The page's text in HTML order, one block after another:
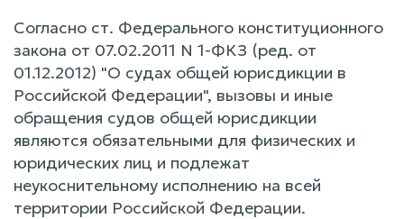
Согласно ст. Федерального конституционного
закона от 07.02.2011 N 1-ФКЗ (ред. от
01.12.2012) "О судах общей юрисдикции в
Российской Федерации", вызовы и иные
обращения судов общей юрисдикции
являются обязательными для физических и
юридических лиц и подлежат
неукоснительному исполнению на всей
территории Российской Федерации.